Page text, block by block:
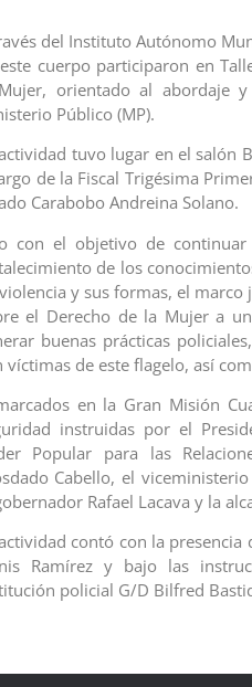
del Instituto Autónomo
cuerpo participaron en
orientado al abordaje
Público (MP).
tuvo lugar en el salón
de la Fiscal Trigésima
Carabobo Andreina Solano.
con el objetivo de
de los
y sus formas, el
el Derecho de la Mujer a
buenas prácticas
víctimas de este flagelo, así
en la Gran Misión
instruidas por el
Popular para las
Cabello, el
Rafael Lacava y la
contó con la presencia
Ramírez y bajo las
policial G/D Bilfred